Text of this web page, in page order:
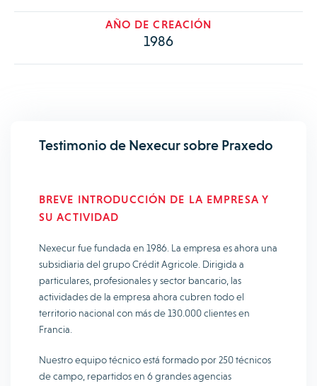
AÑO DE CREACIÓN
1986
Testimonio de Nexecur sobre Praxedo
BREVE INTRODUCCIÓN DE LA EMPRESA Y
SU ACTIVIDAD
Nexecur fue fundada en 1986. La empresa es ahora una
subsidiaria del grupo Crédit Agricole. Dirigida a
particulares, profesionales y sector bancario, las
actividades de la empresa ahora cubren todo el
territorio nacional con más de 130.000 clientes en
Francia.
Nuestro equipo técnico está formado por 250 técnicos
de campo, repartidos en 6 grandes agencias